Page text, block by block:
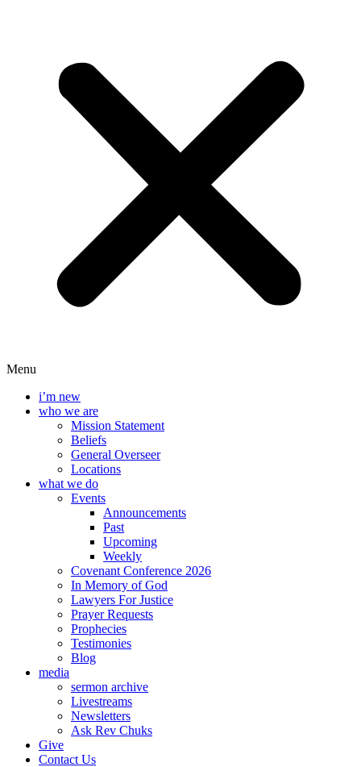
Menu
i’m new
who we are
Mission Statement
Beliefs
General Overseer
Locations
what we do
Events
Announcements
Past
Upcoming
Weekly
Covenant Conference 2026
In Memory of God
Lawyers For Justice
Prayer Requests
Prophecies
Testimonies
Blog
media
sermon archive
Livestreams
Newsletters
Ask Rev Chuks
Give
Contact Us